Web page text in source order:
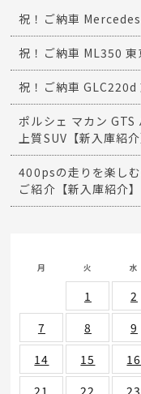
祝！ご納車
祝！ご納車 ML350 東
祝！ご納車 GLC220d
ポルシェ マカン GTS
上質SUV【新入庫紹介
400psの走りを楽し
ご紹介【新入庫紹介】
月 火 水
1 2
7
8 9
14
15 16
21
22 23